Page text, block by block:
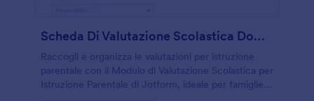
Scheda Di Valutazione Scolastica Domiciliare
Raccogli e organizza le valutazioni per istruzione
parentale con il Modulo di Valutazione Scolastica per
Istruzione Parentale di Jotform, ideale per famiglie e